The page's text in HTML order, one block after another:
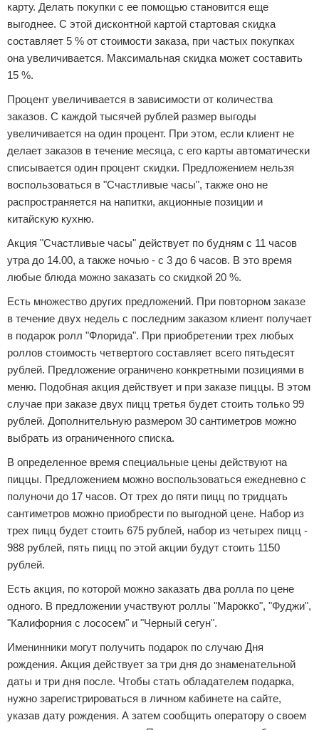
карту. Делать покупки с ее помощью становится еще
выгоднее. С этой дисконтной картой стартовая скидка
составляет 5 % от стоимости заказа, при частых покупках
она увеличивается. Максимальная скидка может составить
15 %.
Процент увеличивается в зависимости от количества
заказов. С каждой тысячей рублей размер выгоды
увеличивается на один процент. При этом, если клиент не
делает заказов в течение месяца, с его карты автоматически
списывается один процент скидки. Предложением нельзя
воспользоваться в "Счастливые часы", также оно не
распространяется на напитки, акционные позиции и
китайскую кухню.
Акция "Счастливые часы" действует по будням с 11 часов
утра до 14.00, а также ночью - с 3 до 6 часов. В это время
любые блюда можно заказать со скидкой 20 %.
Есть множество других предложений. При повторном заказе
в течение двух недель с последним заказом клиент получает
в подарок ролл "Флорида". При приобретении трех любых
роллов стоимость четвертого составляет всего пятьдесят
рублей. Предложение ограничено конкретными позициями в
меню. Подобная акция действует и при заказе пиццы. В этом
случае при заказе двух пицц третья будет стоить только 99
рублей. Дополнительную размером 30 сантиметров можно
выбрать из ограниченного списка.
В определенное время специальные цены действуют на
пиццы. Предложением можно воспользоваться ежедневно с
полуночи до 17 часов. От трех до пяти пицц по тридцать
сантиметров можно приобрести по выгодной цене. Набор из
трех пицц будет стоить 675 рублей, набор из четырех пицц -
988 рублей, пять пицц по этой акции будут стоить 1150
рублей.
Есть акция, по которой можно заказать два ролла по цене
одного. В предложении участвуют роллы "Марокко", "Фуджи",
"Калифорния с лососем" и "Черный сегун".
Именинники могут получить подарок по случаю Дня
рождения. Акция действует за три дня до знаменательной
даты и три дня после. Чтобы стать обладателем подарка,
нужно зарегистрироваться в личном кабинете на сайте,
указав дату рождения. А затем сообщить оператору о своем